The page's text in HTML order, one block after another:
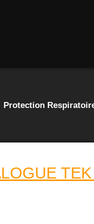
Protection